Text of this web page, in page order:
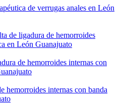
de verrugas anales en León
de ligadura de hemorroides
en León Guanajuato
de hemorroides internas con
hemorroides internas con banda